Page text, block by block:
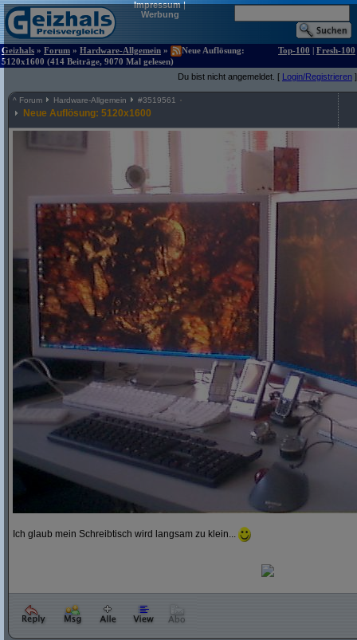
Impressum|
Werbung
Geizhals » Forum » Hardware-Allgemein »
Neue Auflösung:
5120x1600 (414 Beiträge, 9070 Mal gelesen)
Top-100 | Fresh-100
Du bist nicht angemeldet. [ Login/Registrieren ]
^ Forum Hardware-Allgemein #3519561
Neue Auflösung: 5120x1600
Ich glaub mein Schreibtisch wird langsam zu klein...